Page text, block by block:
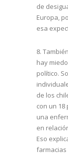
de
Europa,
esa
8. También
hay
político.
de los
con un
una
en
Eso
farmacias